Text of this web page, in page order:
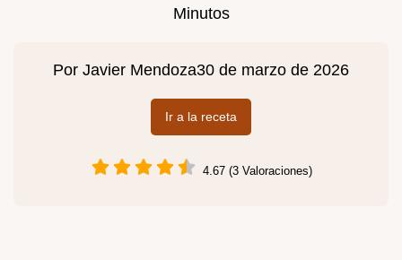
Minutos
Por Javier Mendoza30 de marzo de 2026
Ir a la receta
4.67 (3 Valoraciones)